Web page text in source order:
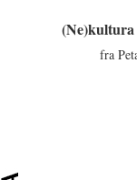
fra